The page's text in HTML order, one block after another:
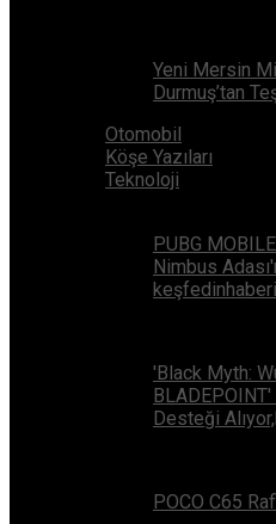
Yeni Mersin
Durmuş’tan
Otomobil
Köşe Yazıları
Teknoloji
PUBG
Nimbus
keşfedinhaberi
'Black Myth:
Desteği
POCO C65